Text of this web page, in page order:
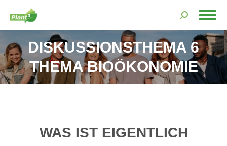
Search:
DISKUSSIONSTHEMA 6
THEMA BIOÖKONOMIE
WAS IST EIGENTLICH